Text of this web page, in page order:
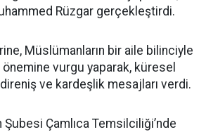
Rüzgar gerçekleştirdi.
Müslümanların bir aile bilinciyle
vurgu yaparak, küresel
ve kardeşlik mesajları verdi.
Çamlıca Temsilciliği’nde